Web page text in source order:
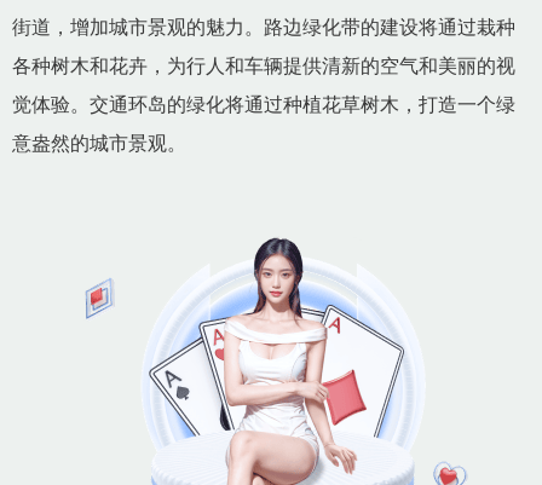
街道，增加城市景观的魅力。路边绿化带的建设将通过栽种
各种树木和花卉，为行人和车辆提供清新的空气和美丽的视
觉体验。交通环岛的绿化将通过种植花草树木，打造一个绿
意盎然的城市景观。